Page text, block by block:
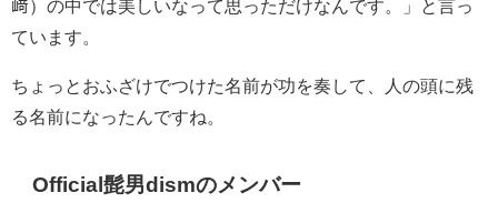
﨑）の中では美しいなって思っただけなんです。」と言っ
ています。
ちょっとおふざけでつけた名前が功を奏して、人の頭に残
る名前になったんですね。
Official髭男dismのメンバー